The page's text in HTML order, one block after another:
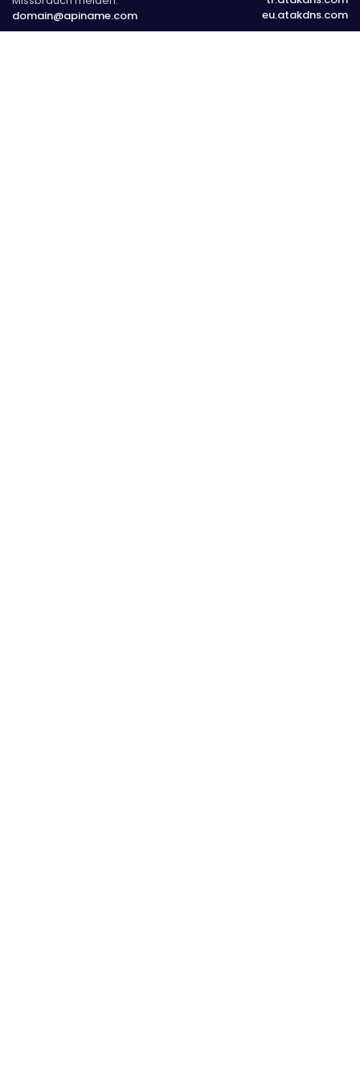
domain@apiname.com
eu.atakdns.com